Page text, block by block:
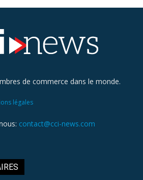
de commerce dans le monde.
légales
contact@cci-news.com